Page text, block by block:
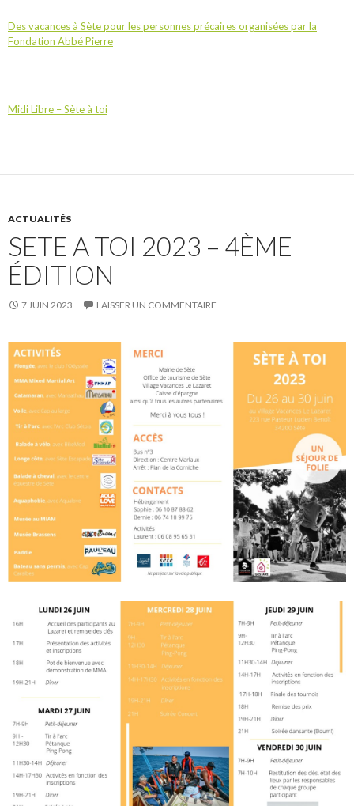
Des vacances à Sète pour les personnes précaires organisées par la
Fondation Abbé Pierre
Midi Libre – Sète à toi
ACTUALITÉS
SETE A TOI 2023 – 4ÈME
ÉDITION
7 JUIN 2023 LAISSER UN COMMENTAIRE